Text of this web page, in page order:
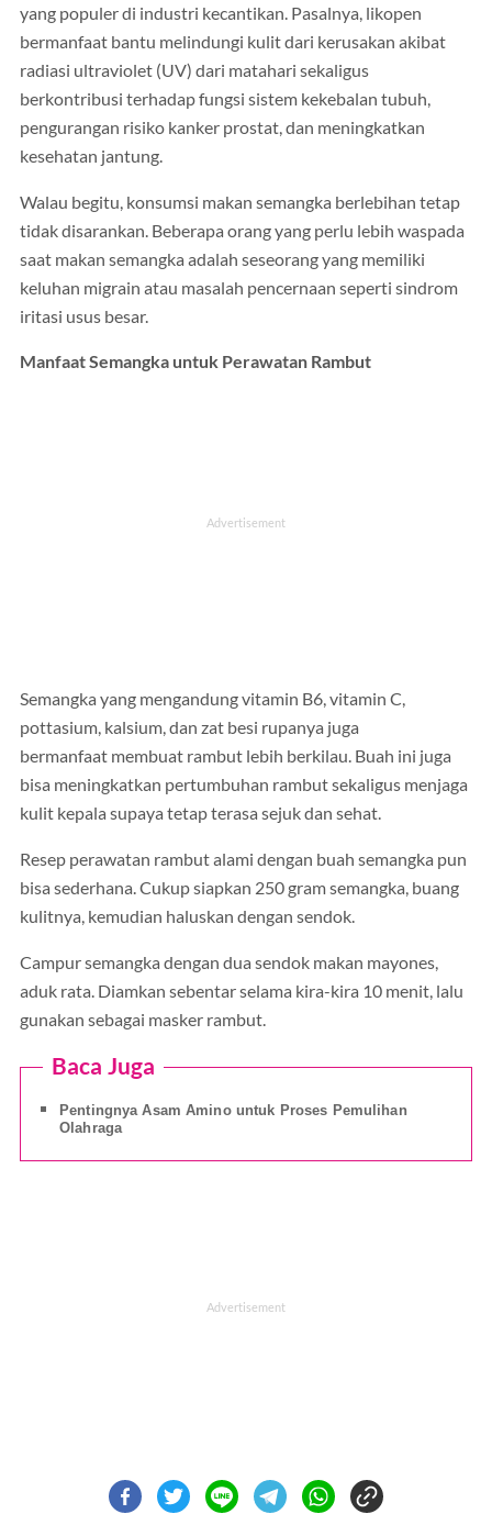
yang populer di industri kecantikan. Pasalnya, likopen
bermanfaat bantu melindungi kulit dari kerusakan akibat
radiasi ultraviolet (UV) dari matahari sekaligus
berkontribusi terhadap fungsi sistem kekebalan tubuh,
pengurangan risiko kanker prostat, dan meningkatkan
kesehatan jantung.
Walau begitu, konsumsi makan semangka berlebihan tetap
tidak disarankan. Beberapa orang yang perlu lebih waspada
saat makan semangka adalah seseorang yang memiliki
keluhan migrain atau masalah pencernaan seperti sindrom
iritasi usus besar.
Manfaat Semangka untuk Perawatan Rambut
Semangka yang mengandung vitamin B6, vitamin C,
pottasium, kalsium, dan zat besi rupanya juga
bermanfaat membuat rambut lebih berkilau. Buah ini juga
bisa meningkatkan pertumbuhan rambut sekaligus menjaga
kulit kepala supaya tetap terasa sejuk dan sehat.
Resep perawatan rambut alami dengan buah semangka pun
bisa sederhana. Cukup siapkan 250 gram semangka, buang
kulitnya, kemudian haluskan dengan sendok.
Campur semangka dengan dua sendok makan mayones,
aduk rata. Diamkan sebentar selama kira-kira 10 menit, lalu
gunakan sebagai masker rambut.
Baca Juga
Pentingnya Asam Amino untuk Proses Pemulihan
Olahraga